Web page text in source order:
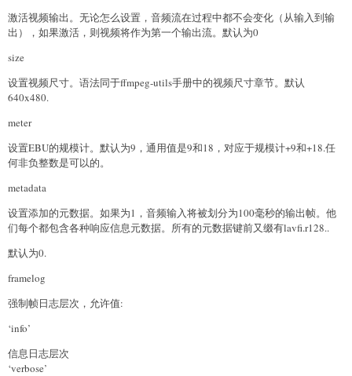
激活视频输出。无论怎么设置，音频流在过程中都不会变化（从输入到输
出），如果激活，则视频将作为第一个输出流。默认为0
size
设置视频尺寸。语法同于ffmpeg-utils手册中的视频尺寸章节。默认
640x480.
meter
设置EBU的规模计。默认为9，通用值是9和18，对应于规模计+9和+18.任
何非负整数是可以的。
metadata
设置添加的元数据。如果为1，音频输入将被划分为100毫秒的输出帧。他
们每个都包含各种响应信息元数据。所有的元数据键前又缀有lavfi.r128..
默认为0.
framelog
强制帧日志层次，允许值:
‘info’
信息日志层次
‘verbose’